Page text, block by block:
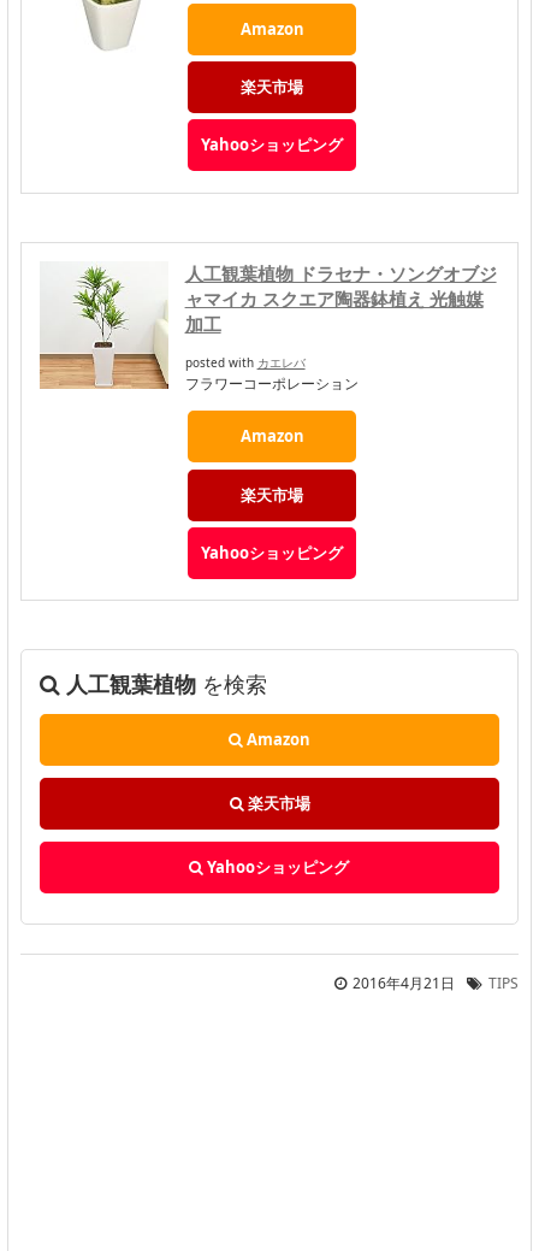
Amazon
楽天市場
Yahooショッピング
人工観葉植物 ドラセナ・ソングオブジ
ャマイカ スクエア陶器鉢植え 光触媒
加工
posted with カエレバ
フラワーコーポレーション
Amazon
楽天市場
Yahooショッピング
人工観葉植物 を検索
Amazon
楽天市場
Yahooショッピング
2016年4月21日 TIPS